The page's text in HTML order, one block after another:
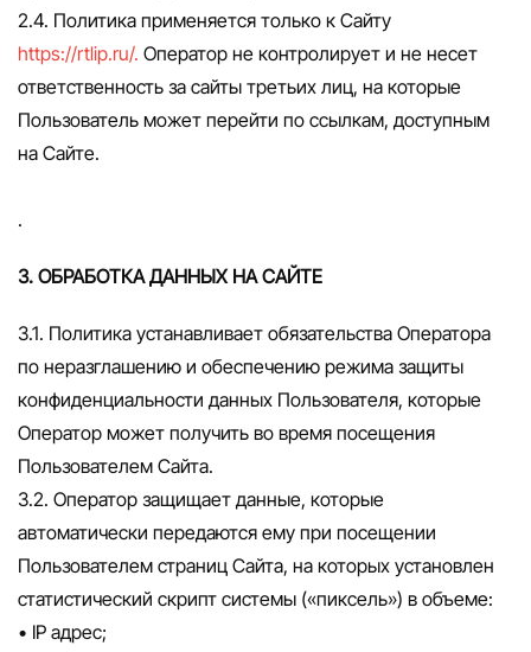
2.4. Политика применяется только к Сайту
https://rtlip.ru/. Оператор не контролирует и не несет
ответственность за сайты третьих лиц, на которые
Пользователь может перейти по ссылкам, доступным
на Сайте.
.
3. ОБРАБОТКА ДАННЫХ НА САЙТЕ
3.1. Политика устанавливает обязательства Оператора
по неразглашению и обеспечению режима защиты
конфиденциальности данных Пользователя, которые
Оператор может получить во время посещения
Пользователем Сайта.
3.2. Оператор защищает данные, которые
автоматически передаются ему при посещении
Пользователем страниц Сайта, на которых установлен
статистический скрипт системы («пиксель») в объеме:
• IP адрес;